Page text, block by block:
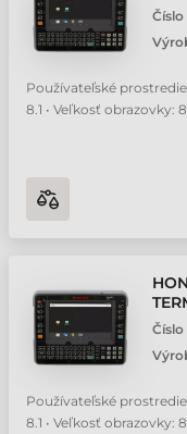
Používateľské
8.1 • Veľkosť obrazovky:
Používateľské
8.1 • Veľkosť obrazovky: